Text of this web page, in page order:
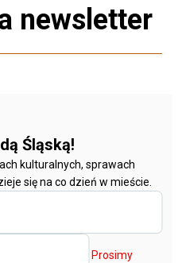
newsletter
Śląską!
kulturalnych, sprawach
się na co dzień w mieście.
Prosimy